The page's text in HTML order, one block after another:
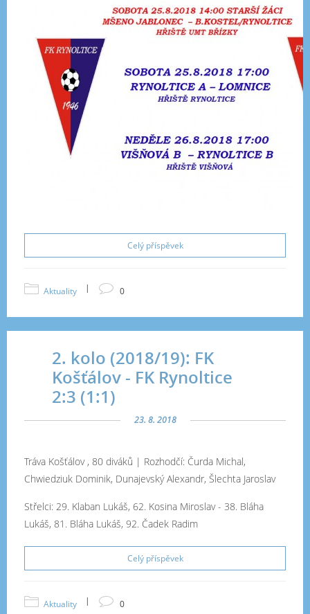
Celý příspěvek
Aktuality | 0
2. kolo (2018/19): FK
Košťálov - FK Rynoltice
2:3 (1:1)
23. 8. 2018
Tráva Košťálov , 80 diváků | Rozhodčí: Čurda Michal,
Chwiedziuk Dominik, Dunajevský Alexandr, Šlechta Jaroslav
Střelci: 29. Klaban Lukáš, 62. Kosina Miroslav- 38. Bláha
Lukáš, 81. Bláha Lukáš, 92. Čadek Radim
Celý příspěvek
Aktuality | 0